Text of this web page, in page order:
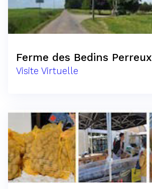
Ferme des Bedins Perreux
Visite Virtuelle